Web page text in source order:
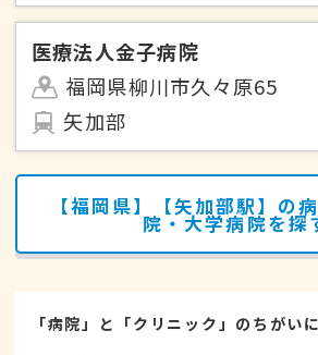
医療法人金子病院
福岡県柳川市久々原65
矢加部
【福岡県】【矢加部駅】の
院・大学病院を探
「病院」と「クリニック」のちがい